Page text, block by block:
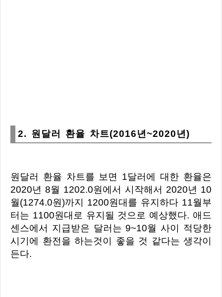
2. 원달러 환율 차트(2016년~2020년)
원달러 환율 차트를 보면 1달러에 대한 환율은
2020년 8월 1202.0원에서 시작해서 2020년 10
월(1274.0원)까지 1200원대를 유지하다 11월부
터는 1100원대로 유지될 것으로 예상했다. 애드
센스에서 지급받은 달러는 9~10월 사이 적당한
시기에 환전을 하는것이 좋을 것 같다는 생각이
든다.